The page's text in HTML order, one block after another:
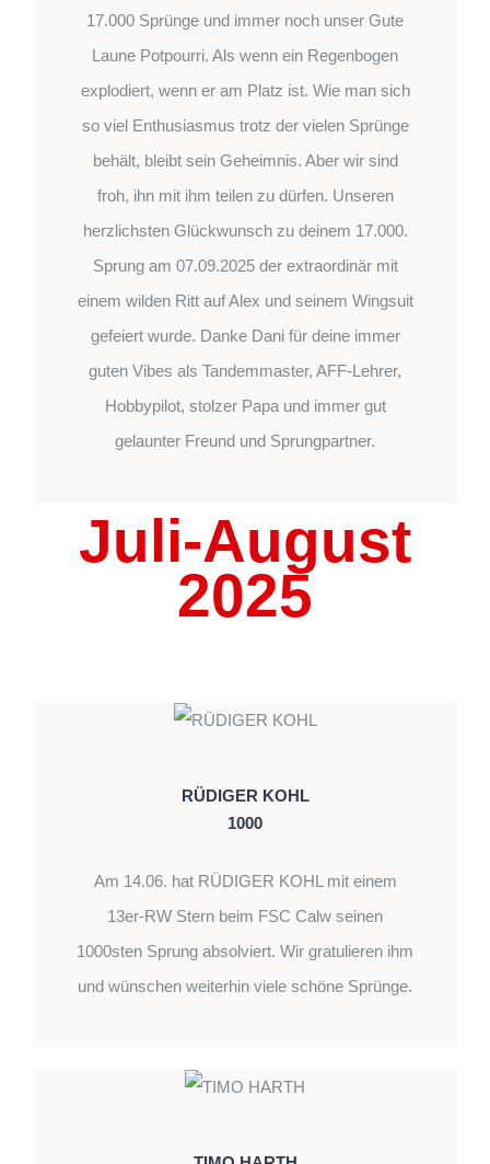
17.000 Sprünge und immer noch unser Gute
Laune Potpourri. Als wenn ein Regenbogen
explodiert, wenn er am Platz ist. Wie man sich
so viel Enthusiasmus trotz der vielen Sprünge
behält, bleibt sein Geheimnis. Aber wir sind
froh, ihn mit ihm teilen zu dürfen. Unseren
herzlichsten Glückwunsch zu deinem 17.000.
Sprung am 07.09.2025 der extraordinär mit
einem wilden Ritt auf Alex und seinem Wingsuit
gefeiert wurde. Danke Dani für deine immer
guten Vibes als Tandemmaster, AFF-Lehrer,
Hobbypilot, stolzer Papa und immer gut
gelaunter Freund und Sprungpartner.
Juli-August
2025
RÜDIGER KOHL
1000
Am 14.06. hat RÜDIGER KOHL mit einem
13er-RW Stern beim FSC Calw seinen
1000sten Sprung absolviert. Wir gratulieren ihm
und wünschen weiterhin viele schöne Sprünge.